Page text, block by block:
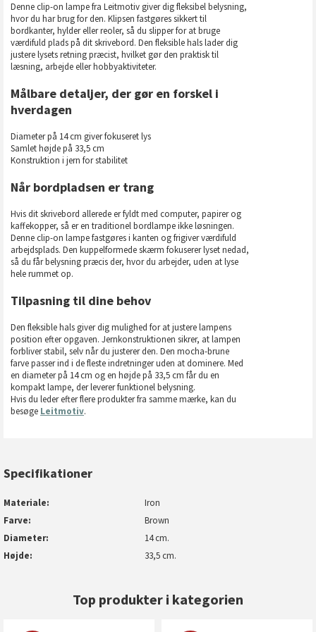
Denne clip-on lampe fra Leitmotiv giver dig fleksibel belysning,
hvor du har brug for den. Klipsen fastgøres sikkert til
bordkanter, hylder eller reoler, så du slipper for at bruge
værdifuld plads på dit skrivebord. Den fleksible hals lader dig
justere lysets retning præcist, hvilket gør den praktisk til
læsning, arbejde eller hobbyaktiviteter.
Målbare detaljer, der gør en forskel i
hverdagen
Diameter på 14 cm giver fokuseret lys
Samlet højde på 33,5 cm
Konstruktion i jern for stabilitet
Når bordpladsen er trang
Hvis dit skrivebord allerede er fyldt med computer, papirer og
kaffekopper, så er en traditionel bordlampe ikke løsningen.
Denne clip-on lampe fastgøres i kanten og frigiver værdifuld
arbejdsplads. Den kuppelformede skærm fokuserer lyset nedad,
så du får belysning præcis der, hvor du arbejder, uden at lyse
hele rummet op.
Tilpasning til dine behov
Den fleksible hals giver dig mulighed for at justere lampens
position efter opgaven. Jernkonstruktionen sikrer, at lampen
forbliver stabil, selv når du justerer den. Den mocha-brune
farve passer ind i de fleste indretninger uden at dominere. Med
en diameter på 14 cm og en højde på 33,5 cm får du en
kompakt lampe, der leverer funktionel belysning.
Hvis du leder efter flere produkter fra samme mærke, kan du
besøge Leitmotiv.
Specifikationer
Materiale
Iron
Farve
Brown
Diameter
14 cm.
Højde
33,5 cm.
Top produkter i kategorien